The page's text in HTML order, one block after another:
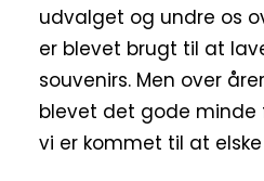
udvalget og undre os
er blevet brugt til at
souvenirs. Men over
blevet det gode minde
vi er kommet til at